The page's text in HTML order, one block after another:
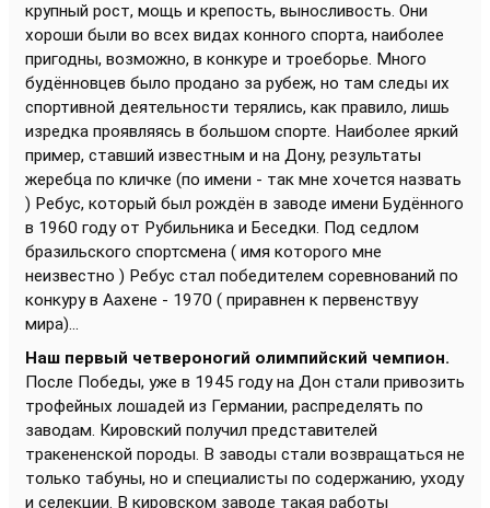
крупный рост, мощь и крепость, выносливость. Они
хороши были во всех видах конного спорта, наиболее
пригодны, возможно, в конкуре и троеборье. Много
будённовцев было продано за рубеж, но там следы их
спортивной деятельности терялись, как правило, лишь
изредка проявляясь в большом спорте. Наиболее яркий
пример, ставший известным и на Дону, результаты
жеребца по кличке (по имени - так мне хочется назвать
) Ребус, который был рождён в заводе имени Будённого
в 1960 году от Рубильника и Беседки. Под седлом
бразильского спортсмена ( имя которого мне
неизвестно ) Ребус стал победителем соревнований по
конкуру в Аахене - 1970 ( приравнен к первенствуу
мира)...
Наш первый четвероногий олимпийский чемпион.
После Победы, уже в 1945 году на Дон стали привозить
трофейных лошадей из Германии, распределять по
заводам. Кировский получил представителей
тракененской породы. В заводы стали возвращаться не
только табуны, но и специалисты по содержанию, уходу
и селекции. В кировском заводе такая работы